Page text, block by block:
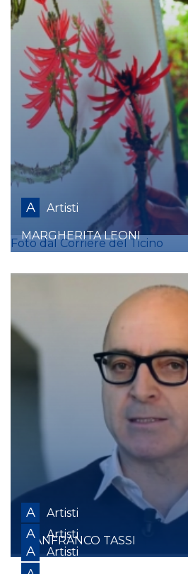
Foto dal Corriere del Ticino
A Artisti
MARGHERITA LEONI
A Artisti
GIANFRANCO TASSI
A Artisti
GIORGIO VICENTINI
A Artisti